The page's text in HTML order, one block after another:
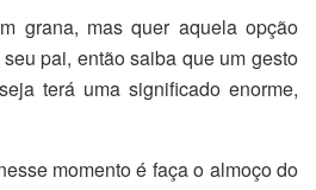
grana, mas quer aquela opção
pai, então saiba que um gesto
terá uma significado enorme,
momento é faça o almoço do